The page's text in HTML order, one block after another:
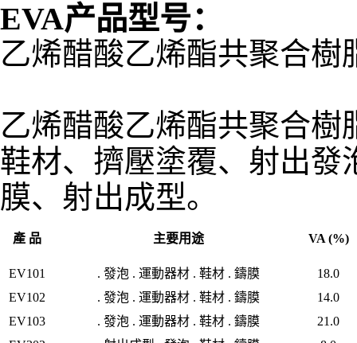
EVA产品型号：
乙烯醋酸乙烯酯共聚合樹
乙烯醋酸乙烯酯共聚合樹
鞋材、擠壓塗覆、射出發
膜、射出成型。
產 品 主要用途 VA (%)
EV101 . 發泡 . 運動器材 . 鞋材 . 鑄膜
18.0
EV102
. 發泡 . 運動器材 . 鞋材 . 鑄膜
14.0
EV103
. 發泡 . 運動器材 . 鞋材 . 鑄膜
21.0